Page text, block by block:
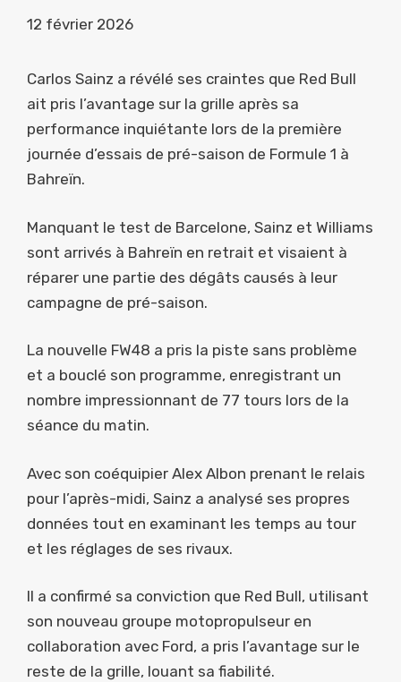
12 février 2026
Carlos Sainz a révélé ses craintes que Red Bull
ait pris l’avantage sur la grille après sa
performance inquiétante lors de la première
journée d’essais de pré-saison de Formule 1 à
Bahreïn.
Manquant le test de Barcelone, Sainz et Williams
sont arrivés à Bahreïn en retrait et visaient à
réparer une partie des dégâts causés à leur
campagne de pré-saison.
La nouvelle FW48 a pris la piste sans problème
et a bouclé son programme, enregistrant un
nombre impressionnant de 77 tours lors de la
séance du matin.
Avec son coéquipier Alex Albon prenant le relais
pour l’après-midi, Sainz a analysé ses propres
données tout en examinant les temps au tour
et les réglages de ses rivaux.
Il a confirmé sa conviction que Red Bull, utilisant
son nouveau groupe motopropulseur en
collaboration avec Ford, a pris l’avantage sur le
reste de la grille, louant sa fiabilité.